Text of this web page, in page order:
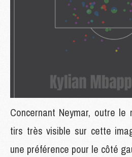
Concernant Neymar, outre le
tirs très visible sur cette
une préférence pour le côté